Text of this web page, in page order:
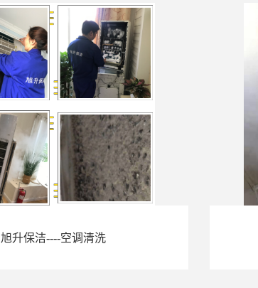
旭升保洁----空调清洗